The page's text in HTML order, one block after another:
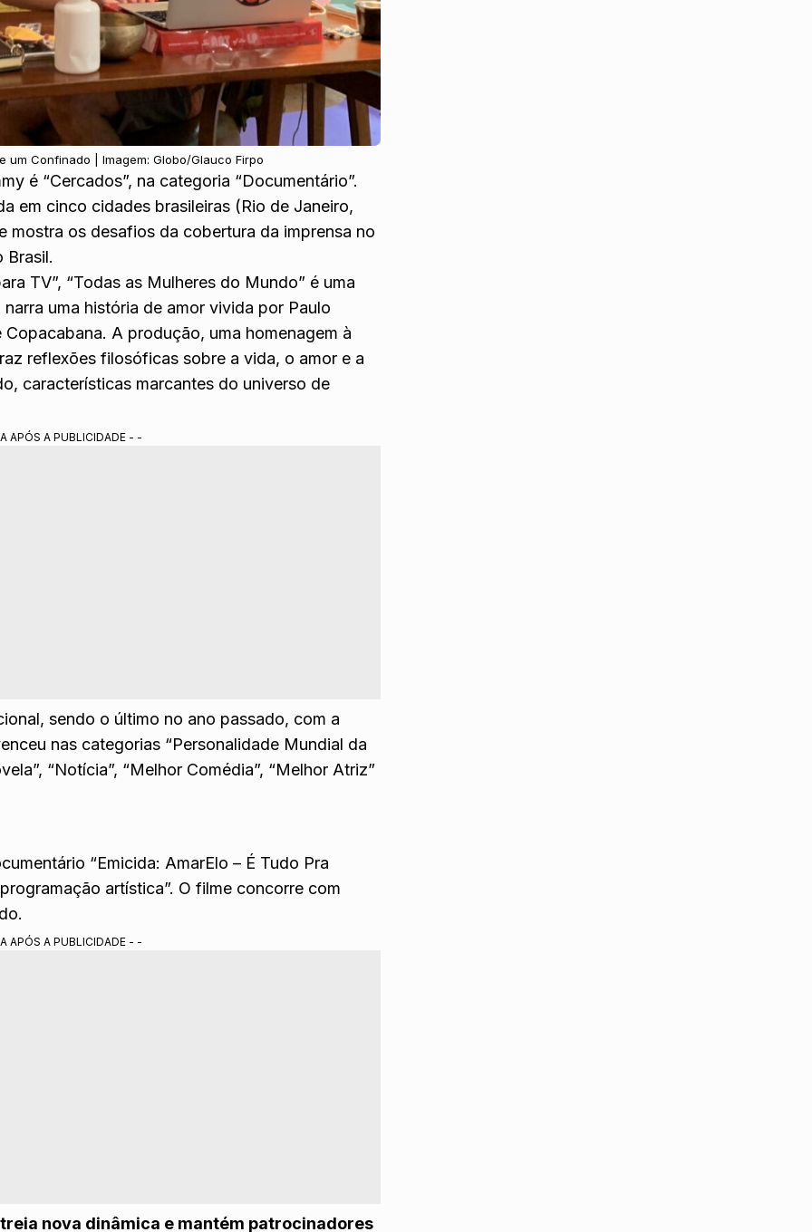
um Confinado | Imagem: Globo/Glauco Firpo
é “Cercados”, na categoria “Documentário”.
em cinco cidades brasileiras (Rio de Janeiro,
mostra os desafios da cobertura da imprensa no
Brasil.
TV”, “Todas as Mulheres do Mundo” é uma
uma história de amor vivida por Paulo
A produção, uma homenagem à
reflexões filosóficas sobre a vida, o amor e a
características marcantes do universo de
APÓS A PUBLICIDADE - -
sendo o último no ano passado, com a
nas categorias “Personalidade Mundial da
“Notícia”, “Melhor Comédia”, “Melhor Atriz”
“Emicida: AmarElo – É Tudo Pra
artística”. O filme concorre com
APÓS A PUBLICIDADE - -
nova dinâmica e mantém patrocinadores